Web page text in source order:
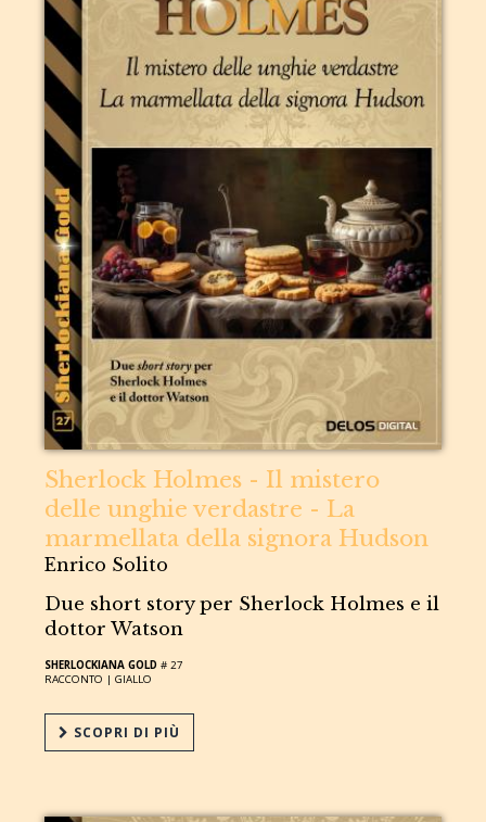
Sherlock Holmes - Il mistero
delle unghie verdastre - La
marmellata della signora Hudson
Enrico Solito
Due short story per Sherlock Holmes e il
dottor Watson
SHERLOCKIANA GOLD # 27
RACCONTO |GIALLO
SCOPRI DI PIÙ